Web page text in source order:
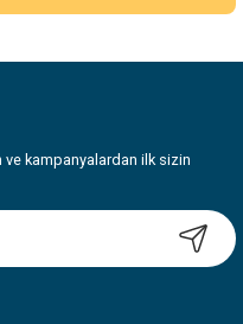
ve kampanyalardan ilk sizin